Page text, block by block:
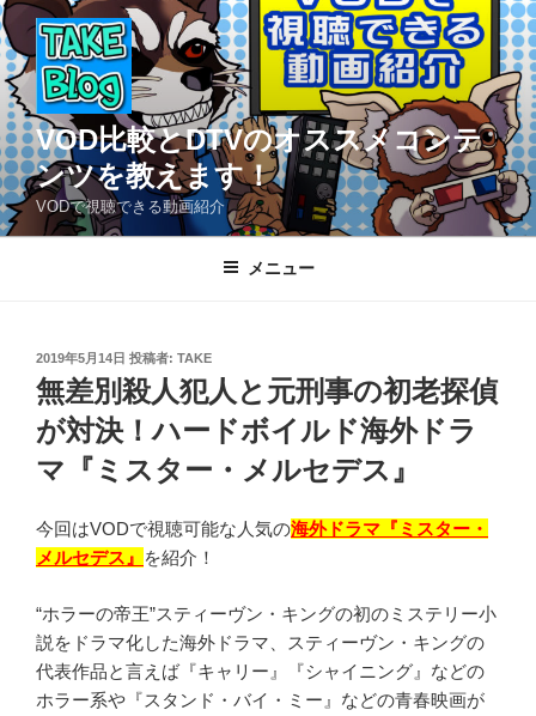
コ
ン
テ
ン
ツ
へ
ス
キ
ッ
VOD比較とDTVのオススメコンテ
ンツを教えます！
VODで視聴できる動画紹介
メニュー
投
稿
日:
2019年5月14日 投稿者: TAKE
無差別殺人犯人と元刑事の初老探偵
が対決！ハードボイルド海外ドラ
マ『ミスター・メルセデス』
今回はVODで視聴可能な人気の海外ドラマ『ミスター・
メルセデス』 を紹介！
“ホラーの帝王”スティーヴン・キングの初のミステリー小
説をドラマ化した海外ドラマ、スティーヴン・キングの
代表作品と言えば『キャリー』『シャイニング』などの
ホラー系や『スタンド・バイ・ミー』などの青春映画が